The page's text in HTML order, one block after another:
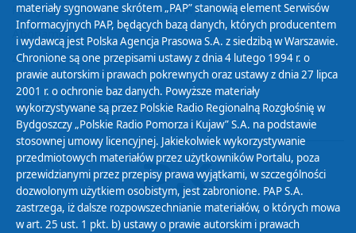
Polityka ochrony danych osobowych
Abonament
Zamówienia publiczne
Biuletyn Informacji Publicznej
materiały sygnowane skrótem „PAP” stanowią element Serwisów
Informacyjnych PAP, będących bazą danych, których producentem
i wydawcą jest Polska Agencja Prasowa S.A. z siedzibą w Warszawie.
Chronione są one przepisami ustawy z dnia 4 lutego 1994 r. o
prawie autorskim i prawach pokrewnych oraz ustawy z dnia 27 lipca
2001 r. o ochronie baz danych. Powyższe materiały
wykorzystywane są przez Polskie Radio Regionalną Rozgłośnię w
Bydgoszczy „Polskie Radio Pomorza i Kujaw” S.A. na podstawie
stosownej umowy licencyjnej. Jakiekolwiek wykorzystywanie
przedmiotowych materiałów przez użytkowników Portalu, poza
przewidzianymi przez przepisy prawa wyjątkami, w szczególności
dozwolonym użytkiem osobistym, jest zabronione. PAP S.A.
zastrzega, iż dalsze rozpowszechnianie materiałów, o których mowa
w art. 25 ust. 1 pkt. b) ustawy o prawie autorskim i prawach